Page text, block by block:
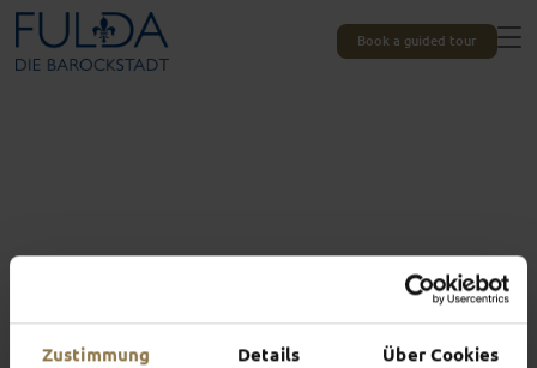
Zustimmung Details Über Cookies
Book a guided tour